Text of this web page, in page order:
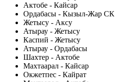
Актобе - Кайсар
Ордабасы - Кызыл-Жар СК
Жетысу - Аксу
Атырау - Жетысу
Каспий - Жетысу
Атырау - Ордабасы
Шахтер - Актобе
Махтаарал - Кайсар
Окжетпес - Кайрат